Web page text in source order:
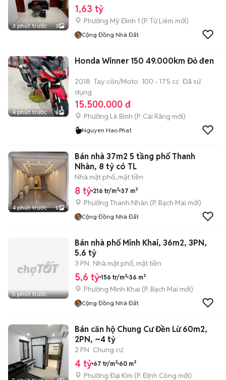
3 phút trước 3
1,63 tỷ
Phường Mỹ Đình 1 (P. Từ Liêm mới)
Cộng Đồng Nhà Đất
4 phút trước 5
Honda Winner 150 49.000km Đỏ đen
2018 Tay côn/Moto 100 - 175 cc Đã sử
dụng
15.500.000 đ
Phường Lê Bình (P. Cái Răng mới)
Nguyen Hao Phat
4 phút trước 5
Bán nhà 37m2 5 tầng phố Thanh
Nhàn, 8 tỷ có TL
Nhà mặt phố, mặt tiền
8 tỷ 216 tr/m² 37 m²
Phường Thanh Nhàn (P. Bạch Mai mới)
Cộng Đồng Nhà Đất
5 phút trước
Bán nhà phố Minh Khai, 36m2, 3PN,
5.6 tỷ
3 PN Nhà mặt phố, mặt tiền
5,6 tỷ 156 tr/m² 36 m²
Phường Minh Khai (P. Bạch Mai mới)
Cộng Đồng Nhà Đất
Bán căn hộ Chung Cư Đền Lừ 60m2,
2PN, ~4 tỷ
2 PN Chung cư
4 tỷ 67 tr/m² 60 m²
Phường Đại Kim (P. Định Công mới)